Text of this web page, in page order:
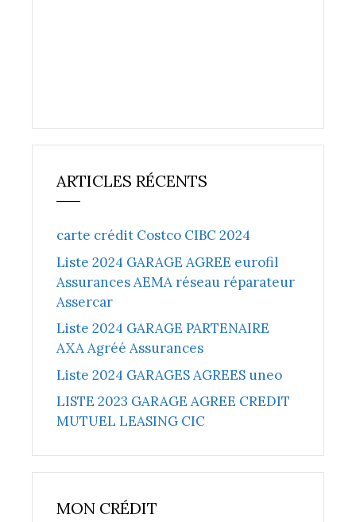
ARTICLES RÉCENTS
carte crédit Costco CIBC 2024
Liste 2024 GARAGE AGREE eurofil
Assurances AEMA réseau réparateur
Assercar
Liste 2024 GARAGE PARTENAIRE
AXA Agréé Assurances
Liste 2024 GARAGES AGREES uneo
LISTE 2023 GARAGE AGREE CREDIT
MUTUEL LEASING CIC
MON CRÉDIT